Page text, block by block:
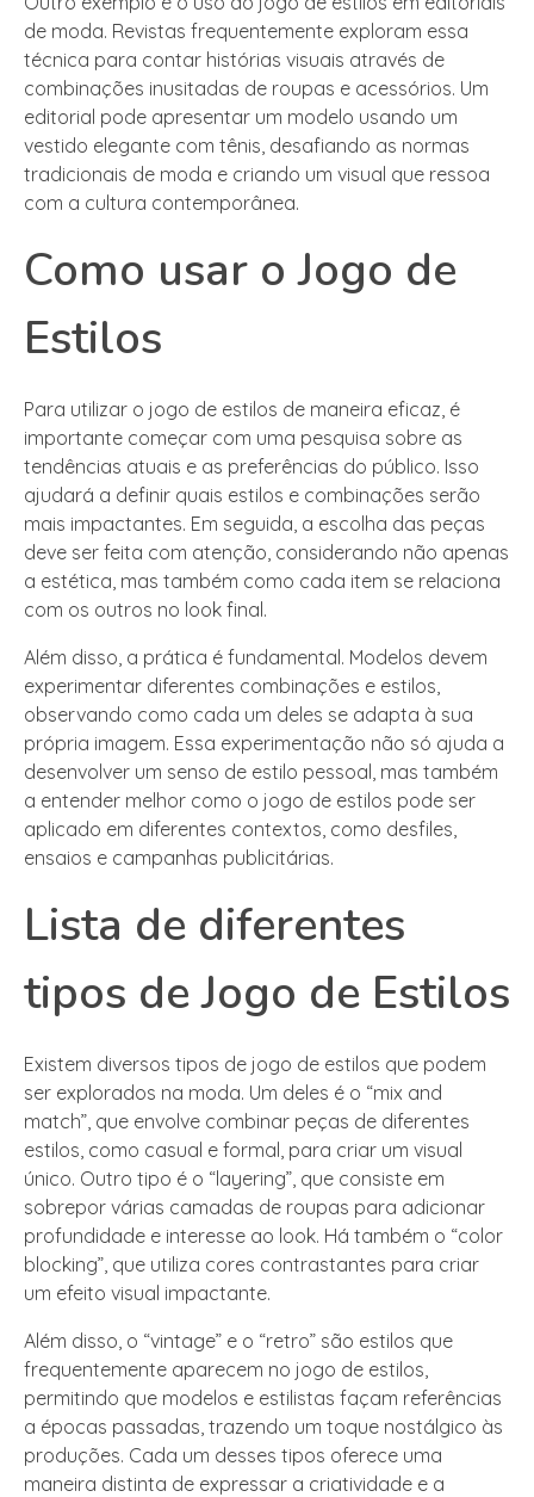
de moda. Revistas frequentemente exploram essa
técnica para contar histórias visuais através de
combinações inusitadas de roupas e acessórios. Um
editorial pode apresentar um modelo usando um
vestido elegante com tênis, desafiando as normas
tradicionais de moda e criando um visual que ressoa
com a cultura contemporânea.
Como usar o Jogo de
Estilos
Para utilizar o jogo de estilos de maneira eficaz, é
importante começar com uma pesquisa sobre as
tendências atuais e as preferências do público. Isso
ajudará a definir quais estilos e combinações serão
mais impactantes. Em seguida, a escolha das peças
deve ser feita com atenção, considerando não apenas
a estética, mas também como cada item se relaciona
com os outros no look final.
Além disso, a prática é fundamental. Modelos devem
experimentar diferentes combinações e estilos,
observando como cada um deles se adapta à sua
própria imagem. Essa experimentação não só ajuda a
desenvolver um senso de estilo pessoal, mas também
a entender melhor como o jogo de estilos pode ser
aplicado em diferentes contextos, como desfiles,
ensaios e campanhas publicitárias.
Lista de diferentes
tipos de Jogo de Estilos
Existem diversos tipos de jogo de estilos que podem
ser explorados na moda. Um deles é o “mix and
match”, que envolve combinar peças de diferentes
estilos, como casual e formal, para criar um visual
único. Outro tipo é o “layering”, que consiste em
sobrepor várias camadas de roupas para adicionar
profundidade e interesse ao look. Há também o “color
blocking”, que utiliza cores contrastantes para criar
um efeito visual impactante.
Além disso, o “vintage” e o “retro” são estilos que
frequentemente aparecem no jogo de estilos,
permitindo que modelos e estilistas façam referências
a épocas passadas, trazendo um toque nostálgico às
produções. Cada um desses tipos oferece uma
maneira distinta de expressar a criatividade e a